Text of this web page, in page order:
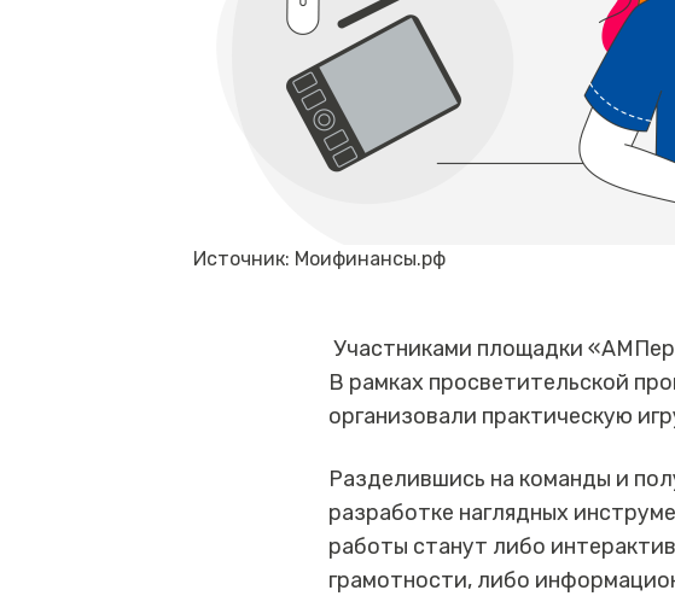
Источник: Моифинансы.рф
Участниками площадки
В рамках просветительской
организовали практическую
Разделившись на команды и
разработке наглядных
работы станут либо
грамотности, либо